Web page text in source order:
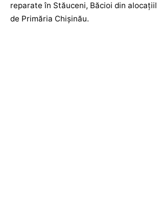
reparate în Stăuceni, Băcioi din
de Primăria Chișinău.